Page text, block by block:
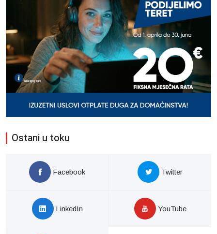
Ostani u toku
Facebook Twitter
LinkedIn YouTube